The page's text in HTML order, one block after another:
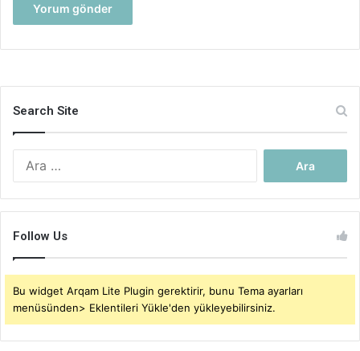
Search Site
Follow Us
Bu widget Arqam Lite Plugin gerektirir, bunu Tema ayarları
menüsünden> Eklentileri Yükle'den yükleyebilirsiniz.